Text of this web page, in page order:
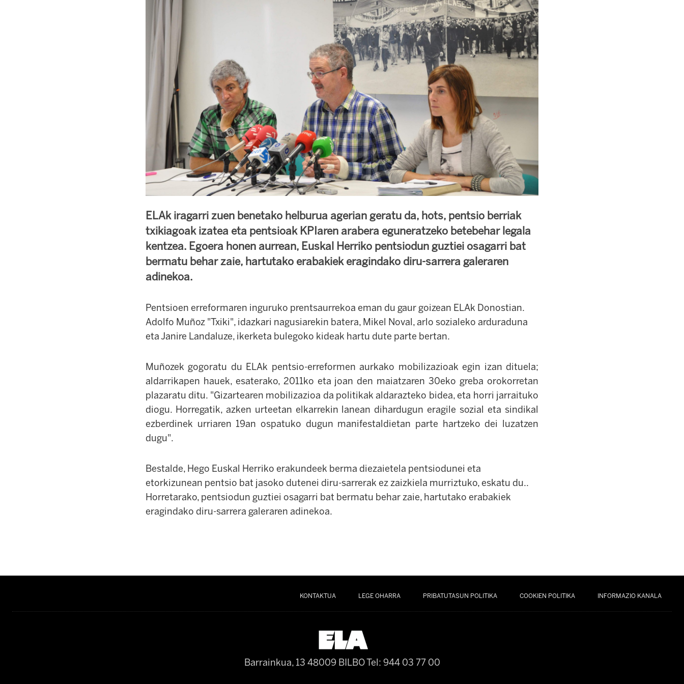
ELAk iragarri zuen benetako helburua agerian geratu da, hots, pentsio berriak
txikiagoak izatea eta pentsioak KPIaren arabera eguneratzeko betebehar legala
kentzea. Egoera honen aurrean, Euskal Herriko pentsiodun guztiei osagarri bat
bermatu behar zaie, hartutako erabakiek eragindako diru-sarrera galeraren
adinekoa.
Pentsioen erreformaren inguruko prentsaurrekoa eman du gaur goizean ELAk Donostian.
Adolfo Muñoz "Txiki", idazkari nagusiarekin batera, Mikel Noval, arlo sozialeko arduraduna
eta Janire Landaluze, ikerketa bulegoko kideak hartu dute parte bertan.
Muñozek gogoratu du ELAk pentsio-erreformen aurkako mobilizazioak egin izan dituela;
aldarrikapen hauek, esaterako, 2011ko eta joan den maiatzaren 30eko greba orokorretan
plazaratu ditu. "Gizartearen mobilizazioa da politikak aldarazteko bidea, eta horri jarraituko
diogu. Horregatik, azken urteetan elkarrekin lanean dihardugun eragile sozial eta sindikal
ezberdinek urriaren 19an ospatuko dugun manifestaldietan parte hartzeko dei luzatzen
dugu".
Bestalde, Hego Euskal Herriko erakundeek berma diezaietela pentsiodunei eta
etorkizunean pentsio bat jasoko dutenei diru-sarrerak ez zaizkiela murriztuko, eskatu du..
Horretarako, pentsiodun guztiei osagarri bat bermatu behar zaie, hartutako erabakiek
eragindako diru-sarrera galeraren adinekoa.
KONTAKTUA LEGE OHARRA PRIBATUTASUN POLITIKA COOKIEN POLITIKA INFORMAZIO KANALA
Barrainkua, 13 48009 BILBOTel: 944 03 77 00